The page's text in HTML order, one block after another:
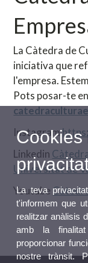
La Càtedra de
iniciativa que
l'empresa.
Pots posar-te
Instagram
Linkedin
Universitat de
Youtube
La teva
t'informem que
realitzar anàlisis
amb la finalitat
proporcionar
nostre trànsit.